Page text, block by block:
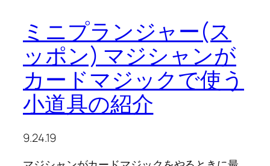
ミニプランジャー(ス
ッポン) マジシャンが
カードマジックで使う
小道具の紹介
9.24.19